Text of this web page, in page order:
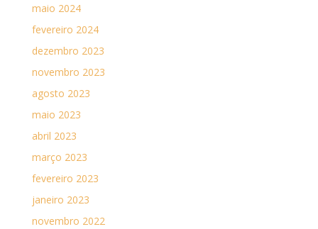
maio 2024
fevereiro 2024
dezembro 2023
novembro 2023
agosto 2023
maio 2023
abril 2023
março 2023
fevereiro 2023
janeiro 2023
novembro 2022